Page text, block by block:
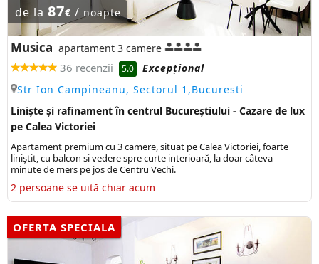
de la 87€ / noapte
Musica apartament 3 camere
36 recenzii 5.0
Excepţional
Str Ion Campineanu, Sectorul 1,Bucuresti
Liniște și rafinament în centrul Bucureștiului - Cazare de lux
pe Calea Victoriei
Apartament premium cu 3 camere, situat pe Calea Victoriei, foarte
liniștit, cu balcon si vedere spre curte interioară, la doar câteva
minute de mers pe jos de Centru Vechi.
2 persoane se uită chiar acum
OFERTA SPECIALA